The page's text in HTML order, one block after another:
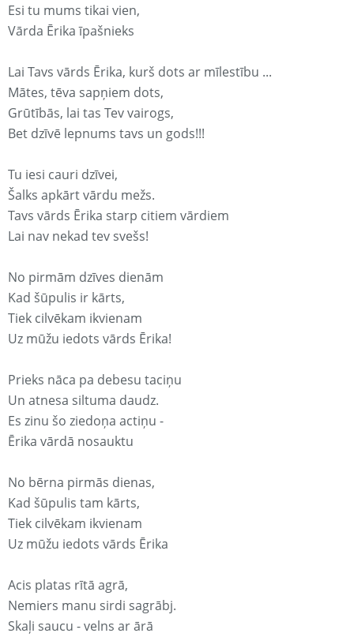
Esi tu mums tikai vien,
Vārda Ērika īpašnieks
Lai Tavs vārds Ērika, kurš dots ar mīlestību ...
Mātes, tēva sapņiem dots,
Grūtībās, lai tas Tev vairogs,
Bet dzīvē lepnums tavs un gods!!!
Tu iesi cauri dzīvei,
Šalks apkārt vārdu mežs.
Tavs vārds Ērika starp citiem vārdiem
Lai nav nekad tev svešs!
No pirmām dzīves dienām
Kad šūpulis ir kārts,
Tiek cilvēkam ikvienam
Uz mūžu iedots vārds Ērika!
Prieks nāca pa debesu taciņu
Un atnesa siltuma daudz.
Es zinu šo ziedoņa actiņu -
Ērika vārdā nosauktu
No bērna pirmās dienas,
Kad šūpulis tam kārts,
Tiek cilvēkam ikvienam
Uz mūžu iedots vārds Ērika
Acis platas rītā agrā,
Nemiers manu sirdi sagrābj.
Skaļi saucu - velns ar ārā